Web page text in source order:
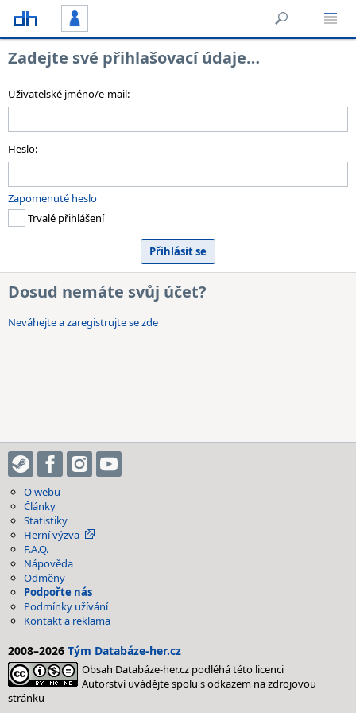
Zadejte své přihlašovací údaje…
Uživatelské jméno/e-mail:
Heslo:
Zapomenuté heslo
Trvalé přihlášení
Dosud nemáte svůj účet?
Neváhejte a zaregistrujte se zde
O webu
Články
Statistiky
Herní výzva
F.A.Q.
Nápověda
Odměny
Podpořte nás
Podmínky užívání
Kontakt a reklama
2008–2026 Tým Databáze-her.cz
Obsah Databáze-her.cz podléhá této licenci
Autorství uvádějte spolu s odkazem na zdrojovou
stránku